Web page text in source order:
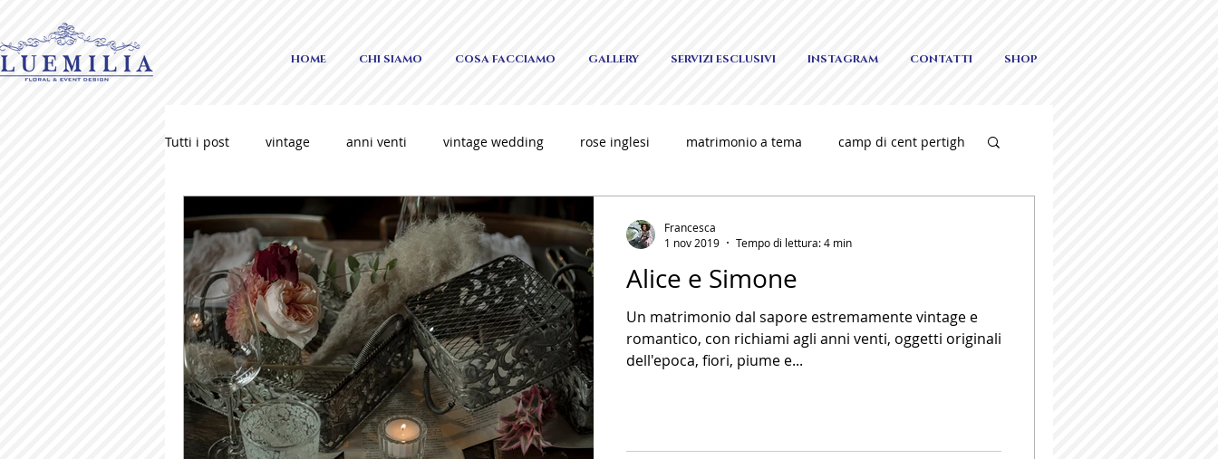
HOME CHI SIAMO COSA FACCIAMO GALLERY SERVIZI ESCLUSIVI INSTAGRAM CONTATTI SHOP
Tutti i post vintage anni venti vintage wedding rose inglesi matrimonio a tema camp di cent pertigh
piume matrimonio sofisticato matrimonio elegante
italian wedding como wedding Alice e Simone
Un matrimonio dal sapore estremamente vintage e
romantico, con richiami agli anni venti, oggetti originali
dell'epoca, fiori, piume e...
Francesca
1 nov 2019
Tempo di lettura: 4 min